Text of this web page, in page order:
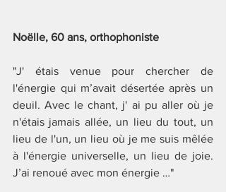
Noëlle, 60 ans, orthophoniste
"J' étais venue pour chercher de
l'énergie qui m’avait désertée après un
deuil. Avec le chant, j' ai pu aller où je
n'étais jamais allée, un lieu du tout, un
lieu de l'un, un lieu où je me suis mêlée
à l'énergie universelle, un lieu de joie.
J’ai renoué avec mon énergie …"